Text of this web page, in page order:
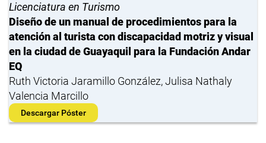
Licenciatura en Turismo
Diseño de un manual de procedimientos para la
atención al turista con discapacidad motriz y visual
en la ciudad de Guayaquil para la Fundación Andar
EQ
Ruth Victoria Jaramillo González, Julisa Nathaly
Valencia Marcillo
Descargar Póster